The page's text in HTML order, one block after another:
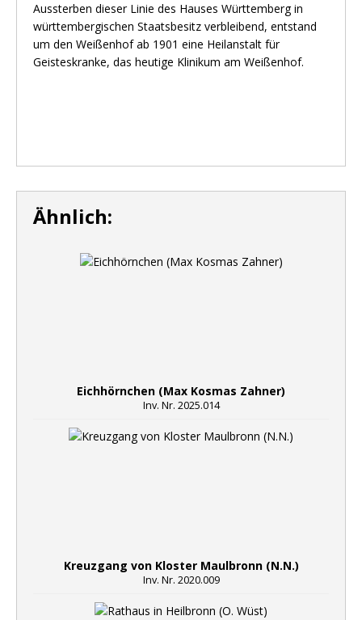
Aussterben dieser Linie des Hauses Württemberg in
württembergischen Staatsbesitz verbleibend, entstand
um den Weißenhof ab 1901 eine Heilanstalt für
Geisteskranke, das heutige Klinikum am Weißenhof.
Ähnlich:
Eichhörnchen (Max Kosmas Zahner)
Inv. Nr. 2025.014
Kreuzgang von Kloster Maulbronn (N.N.)
Inv. Nr. 2020.009